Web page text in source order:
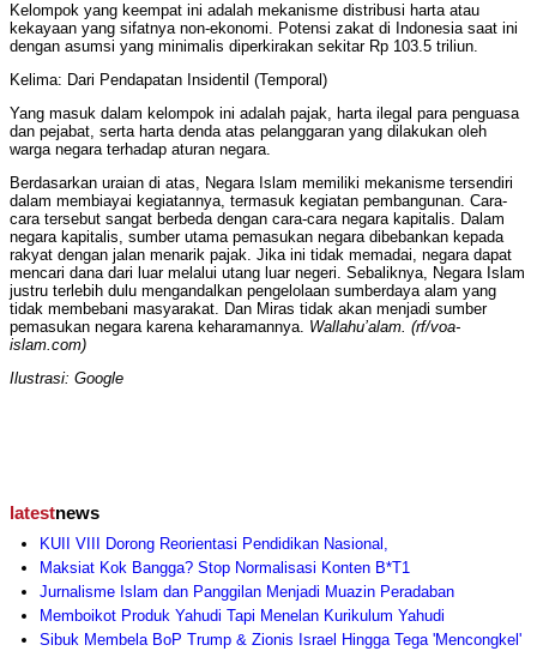
Kelompok yang keempat ini adalah mekanisme distribusi harta atau
kekayaan yang sifatnya non-ekonomi. Potensi zakat di Indonesia saat ini
dengan asumsi yang minimalis diperkirakan sekitar Rp 103.5 triliun.
Kelima: Dari Pendapatan Insidentil (Temporal)
Yang masuk dalam kelompok ini adalah pajak, harta ilegal para penguasa
dan pejabat, serta harta denda atas pelanggaran yang dilakukan oleh
warga negara terhadap aturan negara.
Berdasarkan uraian di atas, Negara Islam memiliki mekanisme tersendiri
dalam membiayai kegiatannya, termasuk kegiatan pembangunan. Cara-
cara tersebut sangat berbeda dengan cara-cara negara kapitalis. Dalam
negara kapitalis, sumber utama pemasukan negara dibebankan kepada
rakyat dengan jalan menarik pajak. Jika ini tidak memadai, negara dapat
mencari dana dari luar melalui utang luar negeri. Sebaliknya, Negara Islam
justru terlebih dulu mengandalkan pengelolaan sumberdaya alam yang
tidak membebani masyarakat. Dan Miras tidak akan menjadi sumber
pemasukan negara karena keharamannya. Wallahu’alam. (rf/voa-
islam.com)
Ilustrasi: Google
latestnews
KUII VIII Dorong Reorientasi Pendidikan Nasional,
Maksiat Kok Bangga? Stop Normalisasi Konten B*T1
Jurnalisme Islam dan Panggilan Menjadi Muazin Peradaban
Memboikot Produk Yahudi Tapi Menelan Kurikulum Yahudi
Sibuk Membela BoP Trump & Zionis Israel Hingga Tega 'Mencongkel'